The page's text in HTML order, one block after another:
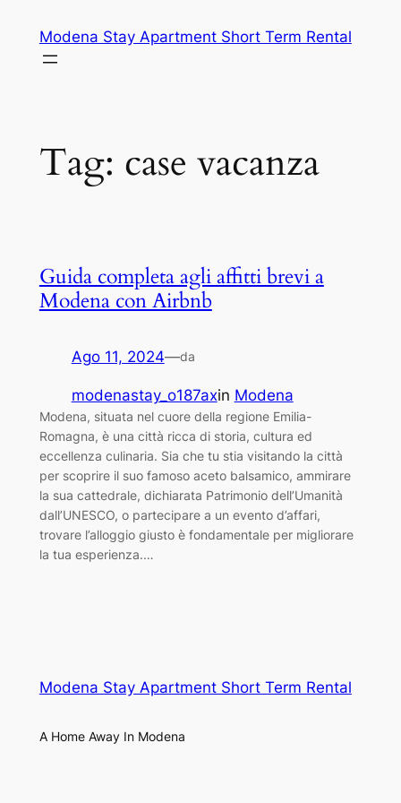
contenuto
Modena Stay Apartment Short Term Rental
Tag: case vacanza
Guida completa agli affitti brevi a
Modena con Airbnb
Ago 11, 2024—da
modenastay_o187axin Modena
Modena, situata nel cuore della regione Emilia-
Romagna, è una città ricca di storia, cultura ed
eccellenza culinaria. Sia che tu stia visitando la città
per scoprire il suo famoso aceto balsamico, ammirare
la sua cattedrale, dichiarata Patrimonio dell’Umanità
dall’UNESCO, o partecipare a un evento d’affari,
trovare l’alloggio giusto è fondamentale per migliorare
la tua esperienza.…
Modena Stay Apartment Short Term Rental
A Home Away In Modena